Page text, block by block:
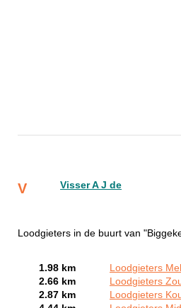
V Visser A J de
Loodgieters in de buurt van
1.98 km
Loodgieters
2.66 km
Loodgieters
2.87 km
Loodgieters